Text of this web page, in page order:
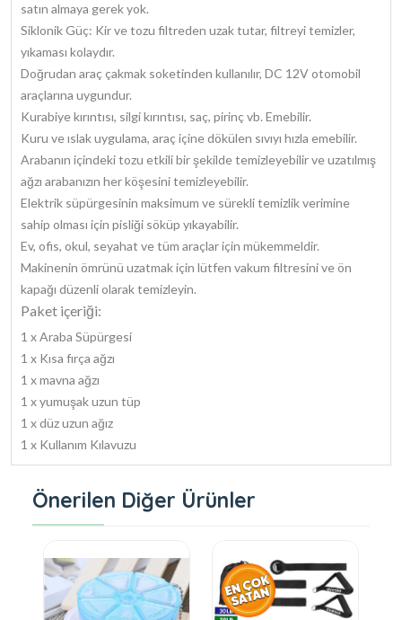
satın almaya gerek yok.
Siklonik Güç: Kir ve tozu filtreden uzak tutar, filtreyi temizler,
yıkaması kolaydır.
Doğrudan araç çakmak soketinden kullanılır, DC 12V otomobil
araçlarına uygundur.
Kurabiye kırıntısı, silgi kırıntısı, saç, pirinç vb. Emebilir.
Kuru ve ıslak uygulama, araç içine dökülen sıvıyı hızla emebilir.
Arabanın içindeki tozu etkili bir şekilde temizleyebilir ve uzatılmış
ağzı arabanızın her köşesini temizleyebilir.
Elektrik süpürgesinin maksimum ve sürekli temizlik verimine
sahip olması için pisliği söküp yıkayabilir.
Ev, ofis, okul, seyahat ve tüm araçlar için mükemmeldir.
Makinenin ömrünü uzatmak için lütfen vakum filtresini ve ön
kapağı düzenli olarak temizleyin.
Paket içeriği:
1 x Araba Süpürgesi
1 x Kısa fırça ağzı
1 x mavna ağzı
1 x yumuşak uzun tüp
1 x düz uzun ağız
1 x Kullanım Kılavuzu
Önerilen Diğer Ürünler